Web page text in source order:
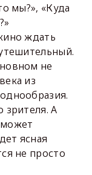
мы?», «Куда
ждать
не
из
зрителя. А
ясная
не просто